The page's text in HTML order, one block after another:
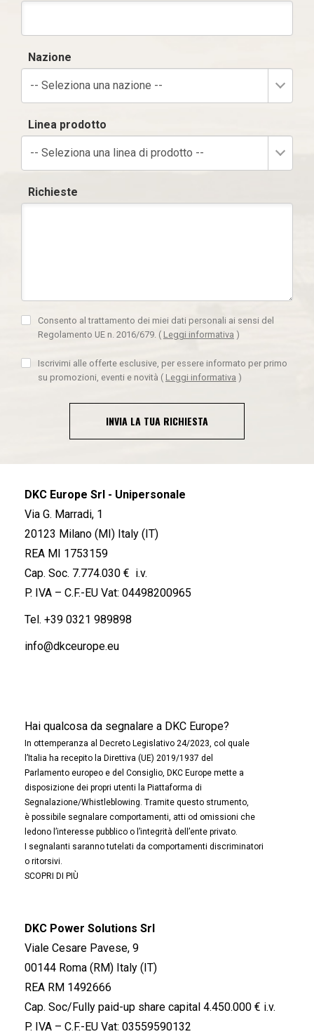
Nazione
-- Seleziona una nazione --
Linea prodotto
-- Seleziona una linea di prodotto --
Richieste
Consento al trattamento dei miei dati personali ai sensi del
Regolamento UE n. 2016/679. ( Leggi informativa )
Iscrivimi alle offerte esclusive, per essere informato per primo
su promozioni, eventi e novità ( Leggi informativa )
INVIA LA TUA RICHIESTA
DKC Europe Srl - Unipersonale
Via G. Marradi, 1
20123 Milano (MI) Italy (IT)
REA MI 1753159
Cap. Soc. 7.774.030 € i.v.
P. IVA – C.F.-EU Vat: 04498200965
Tel. +39 0321 989898
info@dkceurope.eu
Hai qualcosa da segnalare a DKC Europe?
In ottemperanza al Decreto Legislativo 24/2023, col quale
l’Italia ha recepito la Direttiva (UE) 2019/1937 del
Parlamento europeo e del Consiglio, DKC Europe mette a
disposizione dei propri utenti la Piattaforma di
Segnalazione/Whistleblowing. Tramite questo strumento,
è possibile segnalare comportamenti, atti od omissioni che
ledono l’interesse pubblico o l’integrità dell’ente privato.
I segnalanti saranno tutelati da comportamenti discriminatori
o ritorsivi.
SCOPRI DI PIÙ
DKC Power Solutions Srl
Viale Cesare Pavese, 9
00144 Roma (RM) Italy (IT)
REA RM 1492666
Cap. Soc/Fully paid-up share capital 4.450.000 € i.v.
P. IVA – C.F.-EU Vat: 03559590132